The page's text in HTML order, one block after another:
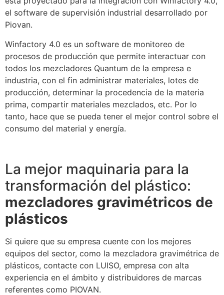
el software de supervisión industrial desarrollado por
Piovan.
Winfactory 4.0 es un software de monitoreo de
procesos de producción que permite interactuar con
todos los mezcladores Quantum de la empresa e
industria, con el fin administrar materiales, lotes de
producción, determinar la procedencia de la materia
prima, compartir materiales mezclados, etc. Por lo
tanto, hace que se pueda tener el mejor control sobre el
consumo del material y energía.
La mejor maquinaria para la
transformación del plástico:
mezcladores gravimétricos de
plásticos
Si quiere que su empresa cuente con los mejores
equipos del sector, como la mezcladora gravimétrica de
plásticos, contacte con LUISO, empresa con alta
experiencia en el ámbito y distribuidores de marcas
referentes como PIOVAN.